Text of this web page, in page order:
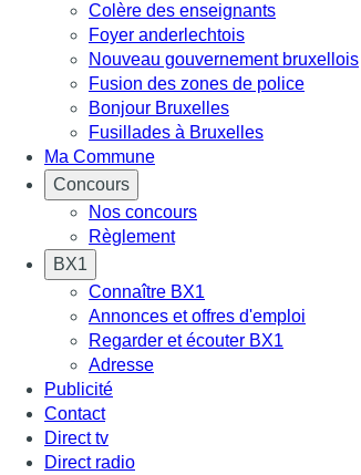
Colère des enseignants
Foyer anderlechtois
Nouveau gouvernement bruxellois
Fusion des zones de police
Bonjour Bruxelles
Fusillades à Bruxelles
Ma Commune
Concours
Nos concours
Règlement
BX1
Connaître BX1
Annonces et offres d'emploi
Regarder et écouter BX1
Adresse
Publicité
Contact
Direct tv
Direct radio